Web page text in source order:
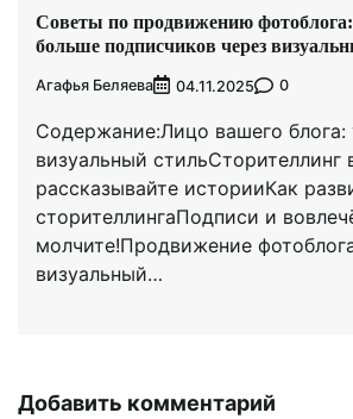
Советы по продвижению
больше подписчиков через
Агафья Беляева 04.11.2025 0
Содержание:Лицо вашего блога:
визуальный стильСторителлинг
рассказывайте историиКак
сторителлингаПодписи и
молчите!Продвижение
визуальный…
Добавить комментарий